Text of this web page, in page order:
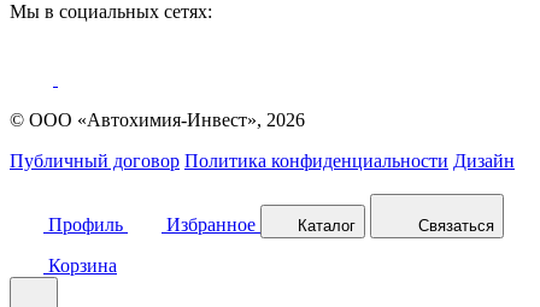
Мы в социальных сетях:
© ООО «Автохимия-Инвест», 2026
Публичный договор Политика конфиденциальности Дизайн
Профиль Избранное Каталог Связаться
Корзина